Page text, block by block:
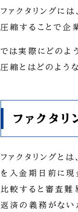
ファクタリングに
圧縮することで企
では実際にどのよ
圧縮とはどのよう
ファクタ
ファクタリングと
を入金期日前に現
比較すると審査難
返済の義務がない